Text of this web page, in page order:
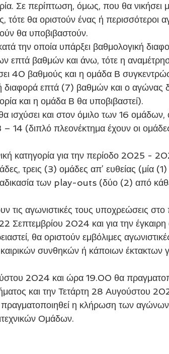
Σε περίπτωση, όμως, που θα νικήσει
τότε θα οριστούν ένας ή περισσότεροι
θα υποβιβαστούν.
την οποία υπάρξει βαθμολογική
επτά βαθμών και άνω, τότε η
40 βαθμούς και η ομάδα Β
διαφορά επτά (7) βαθμών και ο αγώνας
και η ομάδα Β θα υποβιβαστεί).
θα ισχύσει και στον όμιλο των 16
– 14 (διπλό πλεονέκτημα έχουν οι
κατηγορία για την περίοδο 2025 -
τρεις (3) ομάδες απ’ ευθείας (μία
των play-outs (δύο (2) από
τις αγωνιστικές τους υποχρεώσεις
Σεπτεμβρίου 2024 και για την
θα οριστούν εμβόλιμες
συνθηκών ή κάποιων έκτακτων
2024 και ώρα 19.00 θα
και την Τετάρτη 28 Αυγούστου
η κλήρωση των αγώνων
Ομάδων.